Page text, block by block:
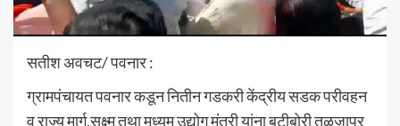
सतीश अवचट/ पवनार :
ग्रामपंचायत पवनार कडून नितीन गडकरी केंद्रीय सडक परीवहन
व राज्य मार्ग,सुक्ष्म तथा मध्यम उद्योग मंत्री यांना बुटीबोरी तुळजापुर